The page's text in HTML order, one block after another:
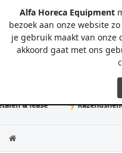
Alfa Horeca Equipment
bezoek aan onze website
je gebruik maakt van onze
akkoord gaat met ons
& lease